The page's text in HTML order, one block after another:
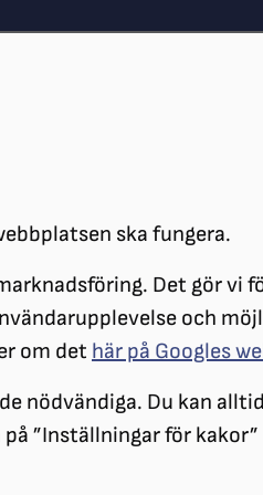
ska fungera.
Det gör vi
och
om det här på Googles
nödvändiga. Du kan
”Inställningar för
KALENDARIUM